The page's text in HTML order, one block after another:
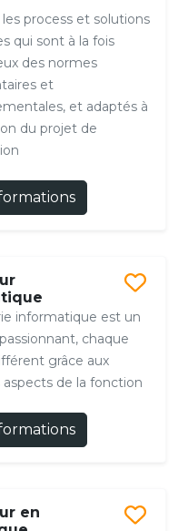
les process et solutions
qui sont à la fois
des normes
et
et adaptés à
du projet de
informatique est un
chaque
grâce aux
de la fonction
en